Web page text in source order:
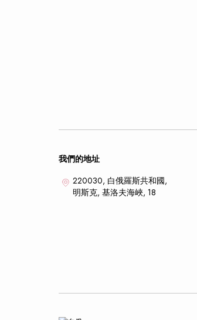
我們的地址
220030, 白俄羅斯共和國,
明斯克, 基洛夫海峽, 18